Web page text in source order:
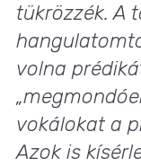
tükrözzék. A
volna
vokálokat a
Azok is